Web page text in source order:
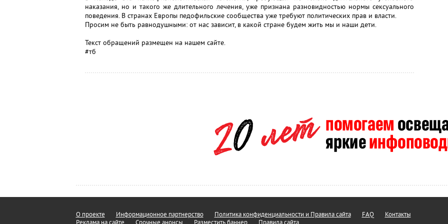
наказания, но и такого же длительного лечения, уже признана разновидностью нормы сексуального
поведения. В странах Европы педофильские сообщества уже требуют политических прав и власти.
Просим не быть равнодушными: от нас зависит, в какой стране будем жить мы и наши дети.
Текст обращений размещен на нашем сайте.
#тб
О проекте Информационное партнерство Политика конфиденциальности и Правила сайта FAQ
Контакты